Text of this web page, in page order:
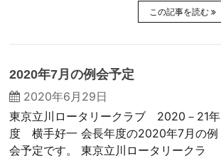
この記事を読む
2020年7月の例会予定
2020年6月29日
東京立川ロータリークラブ 2020－21年
度 横手好一 会長年度の2020年7月の例
会予定です。 東京立川ロータリークラ